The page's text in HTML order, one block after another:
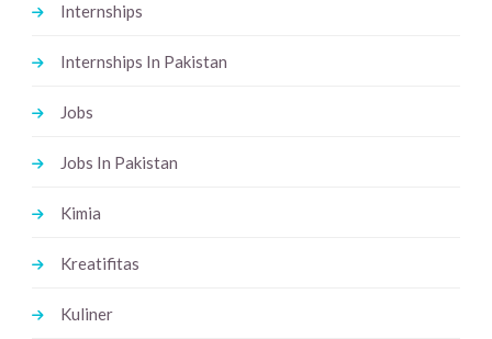
Internships
Internships In Pakistan
Jobs
Jobs In Pakistan
Kimia
Kreatifitas
Kuliner